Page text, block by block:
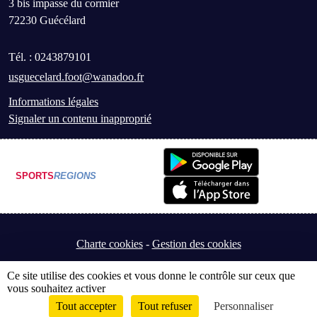
3 bis impasse du cormier
72230 Guécélard
Tél. : 0243879101
usguecelard.foot@wanadoo.fr
Informations légales
Signaler un contenu inapproprié
SPORTSREGIONS
Charte cookies Gestion des cookies
Envie de participer ? Connexion
Ce site utilise des cookies et vous donne le contrôle sur ceux que
vous souhaitez activer
Tout accepter
Tout refuser Personnaliser